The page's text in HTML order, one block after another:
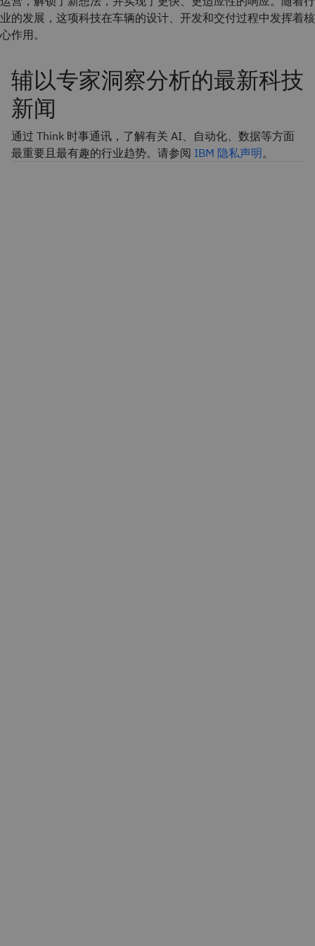
业的发展，这项科技在车辆的设计、开发和交付过程中发挥着核
心作用。
辅以专家洞察分析的最新科技
新闻
通过 Think 时事通讯，了解有关 AI、自动化、数据等方面
最重要且最有趣的行业趋势。请参阅 IBM 隐私声明。